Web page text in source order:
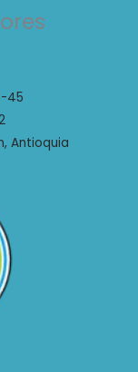
45
Antioquia